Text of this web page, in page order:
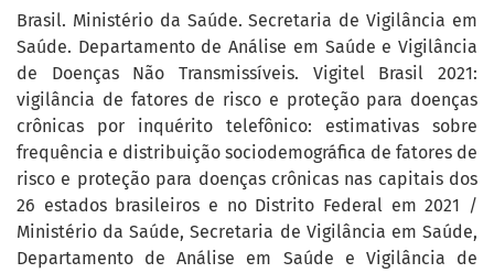
Brasil. Ministério da Saúde. Secretaria de Vigilância em
Saúde. Departamento de Análise em Saúde e Vigilância
de Doenças Não Transmissíveis. Vigitel Brasil 2021:
vigilância de fatores de risco e proteção para doenças
crônicas por inquérito telefônico: estimativas sobre
frequência e distribuição sociodemográfica de fatores de
risco e proteção para doenças crônicas nas capitais dos
26 estados brasileiros e no Distrito Federal em 2021 /
Ministério da Saúde, Secretaria de Vigilância em Saúde,
Departamento de Análise em Saúde e Vigilância de